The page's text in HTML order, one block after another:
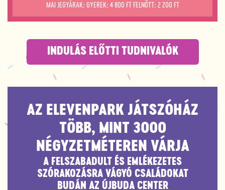
MAI JEGYÁRAK: GYEREK: 4 800 FT FELNŐTT: 2 200 FT
INDULÁS ELŐTTI TUDNIVALÓK
AZ ELEVENPARK JÁTSZÓHÁZ
TÖBB, MINT 3000
NÉGYZETMÉTEREN VÁRJA
A FELSZABADULT ÉS EMLÉKEZETES
SZÓRAKOZÁSRA VÁGYÓ CSALÁDOKAT
BUDÁN AZ ÚJBUDA CENTER